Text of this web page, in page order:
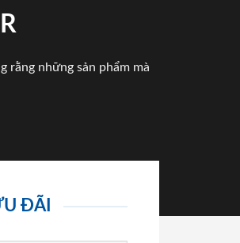
rằng những sản phẩm mà
ĐÃI